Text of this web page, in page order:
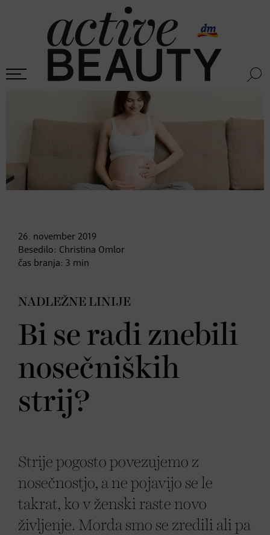
26. november 2019
Besedilo: Christina Omlor
čas branja: 3 min
NADLEŽNE LINIJE
Bi se radi znebili
nosečniških
strij?
Strije pogosto povezujemo z
nosečnostjo, a ne pojavijo se le
takrat, ko v ženski raste novo
življenje. Morda smo se zredili ali pa